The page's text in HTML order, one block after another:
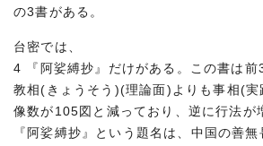
の3書がある。
台密では、
4 『阿娑縛抄』だけがある。この書は前
教相(きょうそう)(理論面)よりも事相(実
像数が105図と減っており、逆に行法が
『阿娑縛抄』という題名は、中国の善